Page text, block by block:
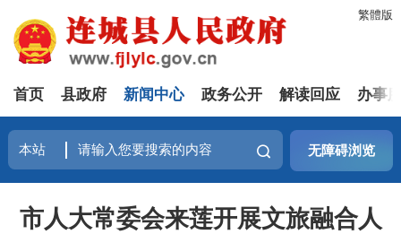
繁體版
首页 县政府 新闻中心 政务公开 解读回应 办事
无障碍浏览
市人大常委会来莲开展文旅融合人